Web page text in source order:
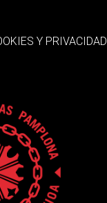
Y PRIVACIDAD